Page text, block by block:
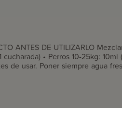
ANTES DE UTILIZARLO
• Perros 10-25kg: 10ml
de usar. Poner siempre agua